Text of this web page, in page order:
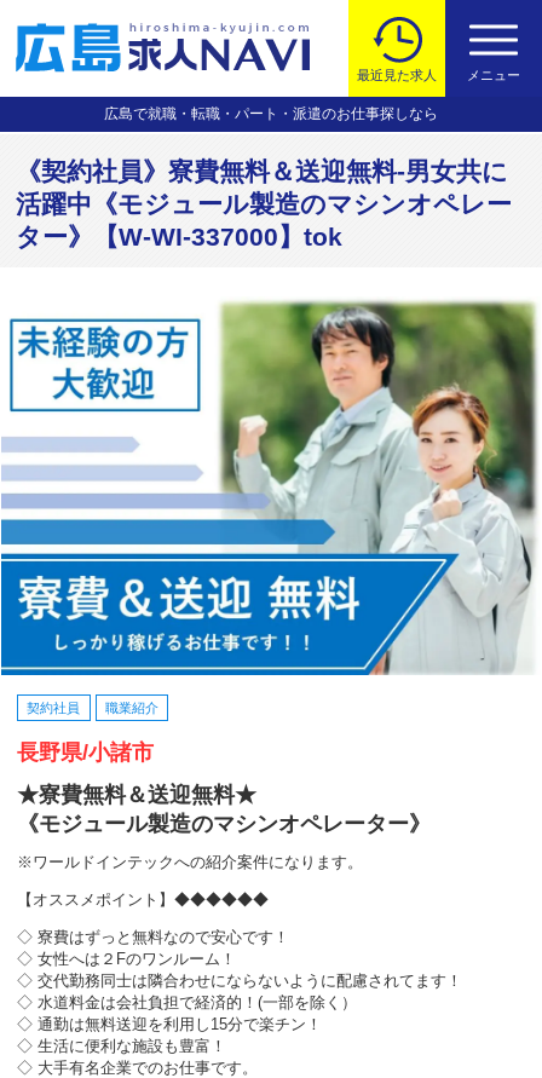
広島で就職・転職・パート・派遣のお仕事探しなら
最近見た求人 メニュー
《契約社員》寮費無料＆送迎無料-男女共に
活躍中《モジュール製造のマシンオペレー
ター》【W-WI-337000】tok
契約社員 職業紹介
長野県/小諸市
★寮費無料＆送迎無料★
《モジュール製造のマシンオペレーター》
※ワールドインテックへの紹介案件になります。
【オススメポイント】◆◆◆◆◆◆
◇ 寮費はずっと無料なので安心です！
◇ 女性へは２Fのワンルーム！
◇ 交代勤務同士は隣合わせにならないように配慮されてます！
◇ 水道料金は会社負担で経済的！(一部を除く）
◇ 通勤は無料送迎を利用し15分で楽チン！
◇ 生活に便利な施設も豊富！
◇ 大手有名企業でのお仕事です。